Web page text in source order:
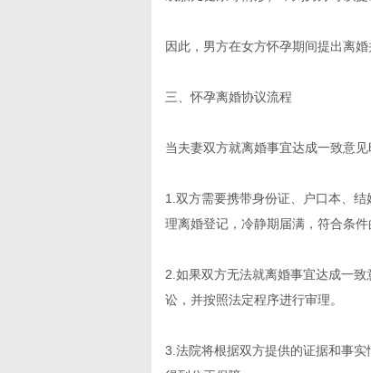
因此，男方在女方怀孕期间提出离
三、怀孕离婚协议流程
当夫妻双方就离婚事宜达成一致意见
1.双方需要携带身份证、户口本、
理离婚登记，冷静期届满，符合条件
2.如果双方无法就离婚事宜达成一
讼，并按照法定程序进行审理。
3.法院将根据双方提供的证据和事